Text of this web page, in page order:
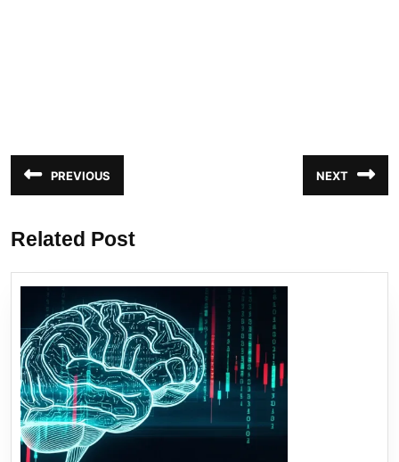
Navegação
de
PREVIOUS
anterior:
NEXT
post:
Related Post